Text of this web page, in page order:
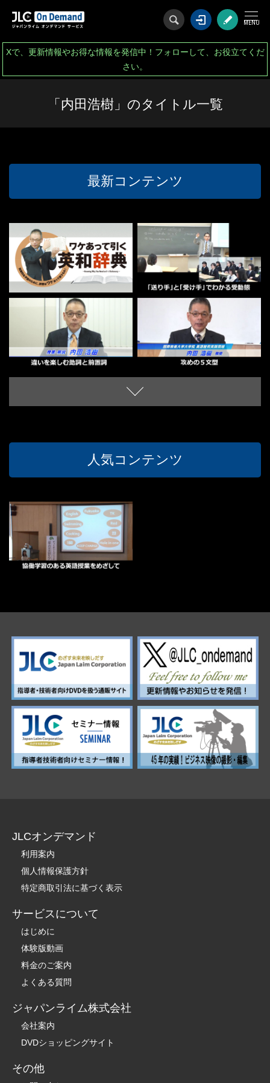
ログイン会
Xで、更新情報やお得な情報を発信中！フォローして、お役立てくだ
さい。
「内田浩樹」のタイトル一覧
最新コンテンツ
人気コンテンツ
JLCオンデマンド
利用案内
個人情報保護方針
特定商取引法に基づく表示
サービスについて
はじめに
体験版動画
料金のご案内
よくある質問
ジャパンライム株式会社
会社案内
DVDショッピングサイト
その他